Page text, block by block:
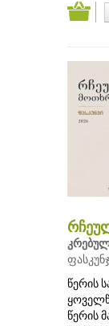
წერის
წერის